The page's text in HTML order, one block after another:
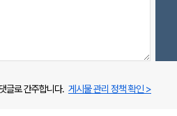
글로 간주합니다. 게시물 관리 정책 확인 >